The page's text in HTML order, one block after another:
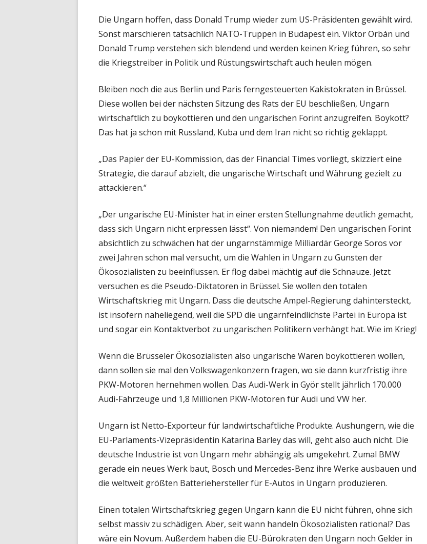
Die Ungarn hoffen, dass Donald Trump wieder zum US-Präsidenten gewählt wird.
Sonst marschieren tatsächlich NATO-Truppen in Budapest ein. Viktor Orbán und
Donald Trump verstehen sich blendend und werden keinen Krieg führen, so sehr
die Kriegstreiber in Politik und Rüstungswirtschaft auch heulen mögen.
Bleiben noch die aus Berlin und Paris ferngesteuerten Kakistokraten in Brüssel.
Diese wollen bei der nächsten Sitzung des Rats der EU beschließen, Ungarn
wirtschaftlich zu boykottieren und den ungarischen Forint anzugreifen. Boykott?
Das hat ja schon mit Russland, Kuba und dem Iran nicht so richtig geklappt.
„Das Papier der EU-Kommission, das der Financial Times vorliegt, skizziert eine
Strategie, die darauf abzielt, die ungarische Wirtschaft und Währung gezielt zu
attackieren.“
„Der ungarische EU-Minister hat in einer ersten Stellungnahme deutlich gemacht,
dass sich Ungarn nicht erpressen lässt“. Von niemandem! Den ungarischen Forint
absichtlich zu schwächen hat der ungarnstämmige Milliardär George Soros vor
zwei Jahren schon mal versucht, um die Wahlen in Ungarn zu Gunsten der
Ökosozialisten zu beeinflussen. Er flog dabei mächtig auf die Schnauze. Jetzt
versuchen es die Pseudo-Diktatoren in Brüssel. Sie wollen den totalen
Wirtschaftskrieg mit Ungarn. Dass die deutsche Ampel-Regierung dahintersteckt,
ist insofern naheliegend, weil die SPD die ungarnfeindlichste Partei in Europa ist
und sogar ein Kontaktverbot zu ungarischen Politikern verhängt hat. Wie im Krieg!
Wenn die Brüsseler Ökosozialisten also ungarische Waren boykottieren wollen,
dann sollen sie mal den Volkswagenkonzern fragen, wo sie dann kurzfristig ihre
PKW-Motoren hernehmen wollen. Das Audi-Werk in Györ stellt jährlich 170.000
Audi-Fahrzeuge und 1,8 Millionen PKW-Motoren für Audi und VW her.
Ungarn ist Netto-Exporteur für landwirtschaftliche Produkte. Aushungern, wie die
EU-Parlaments-Vizepräsidentin Katarina Barley das will, geht also auch nicht. Die
deutsche Industrie ist von Ungarn mehr abhängig als umgekehrt. Zumal BMW
gerade ein neues Werk baut, Bosch und Mercedes-Benz ihre Werke ausbauen und
die weltweit größten Batteriehersteller für E-Autos in Ungarn produzieren.
Einen totalen Wirtschaftskrieg gegen Ungarn kann die EU nicht führen, ohne sich
selbst massiv zu schädigen. Aber, seit wann handeln Ökosozialisten rational? Das
wäre ein Novum. Außerdem haben die EU-Bürokraten den Ungarn noch Gelder in